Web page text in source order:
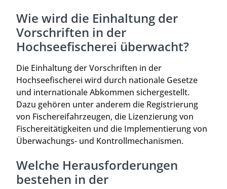
Wie wird die Einhaltung der
Vorschriften in der
Hochseefischerei überwacht?
Die Einhaltung der Vorschriften in der
Hochseefischerei wird durch nationale Gesetze
und internationale Abkommen sichergestellt.
Dazu gehören unter anderem die Registrierung
von Fischereifahrzeugen, die Lizenzierung von
Fischereitätigkeiten und die Implementierung von
Überwachungs- und Kontrollmechanismen.
Welche Herausforderungen
bestehen in der